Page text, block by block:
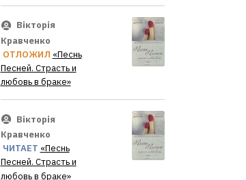
Вікторія
Кравченко
ОТЛОЖИЛ «Песнь
Песней. Страсть и
любовь в браке»
Вікторія
Кравченко
ЧИТАЕТ «Песнь
Песней. Страсть и
любовь в браке»